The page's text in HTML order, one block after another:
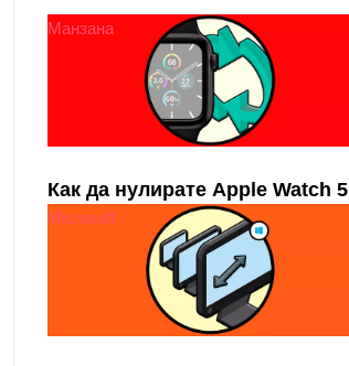
Манзана
Как да нулирате Apple Watch 5
Microsoft